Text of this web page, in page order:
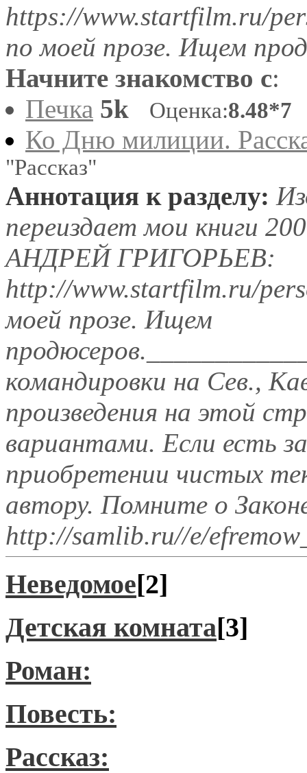
https://www.startfilm.ru/
по моей прозе. Ищем
Начните знакомство с:
Печка 5k Оценка:8.48*7
Ко Дню милиции.
"Рассказ"
Аннотация к разделу:
переиздает мои книги
АНДРЕЙ ГРИГОРЬЕВ:
http://www.startfilm.ru/
моей прозе. Ищем
командировки на Сев.,
произведения на этой
вариантами. Если есть
приобретении чистых
автору. Помните о
http://samlib.ru//e/
Неведомое[2]
Детская комната[3]
Роман:
Повесть:
Рассказ: